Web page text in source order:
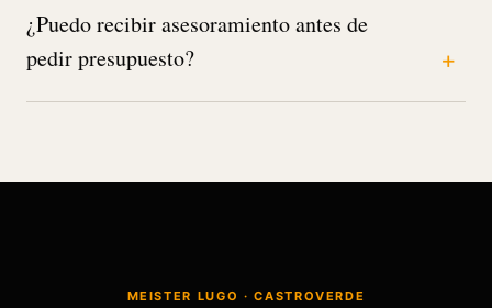
¿Puedo recibir asesoramiento antes de
pedir presupuesto?
MEISTER LUGO · CASTROVERDE